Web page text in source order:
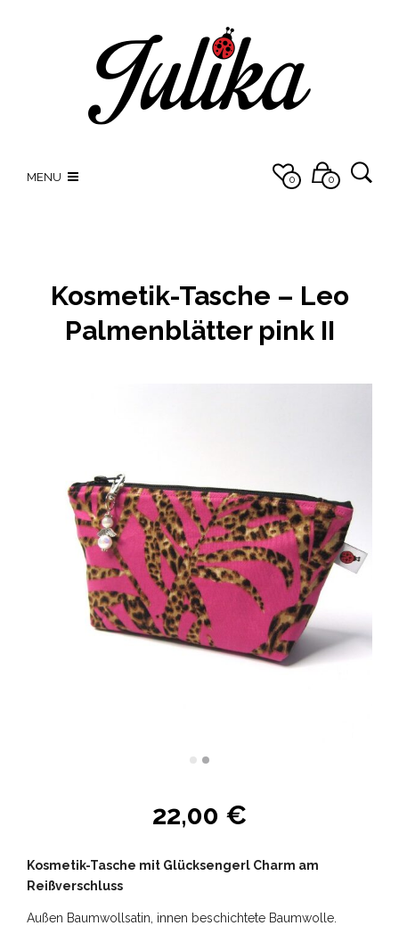
MENU 0 0
Kosmetik-Tasche – Leo
Palmenblätter pink II
22,00 €
Kosmetik-Tasche mit Glücksengerl Charm am
Reißverschluss
Außen Baumwollsatin, innen beschichtete Baumwolle.